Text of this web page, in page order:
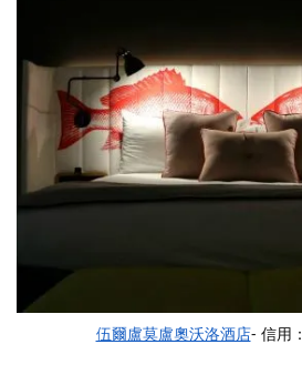
伍爾盧莫盧奧沃洛酒店- 信用：